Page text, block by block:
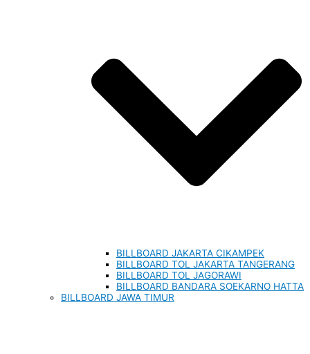
BILLBOARD JAKARTA CIKAMPEK
BILLBOARD TOL JAKARTA TANGERANG
BILLBOARD TOL JAGORAWI
BILLBOARD BANDARA SOEKARNO HATTA
BILLBOARD JAWA TIMUR